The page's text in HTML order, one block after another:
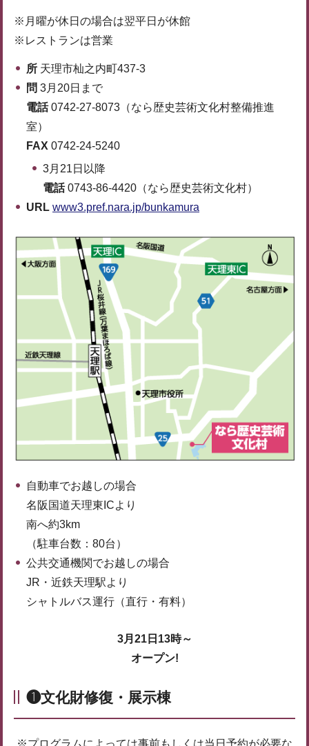
※月曜が休日の場合は翌平日が休館
※レストランは営業
所 天理市杣之内町437-3
問 3月20日まで
電話0742-27-8073（なら歴史芸術文化村整備推進
室）
FAX 0742-24-5240
3月21日以降
電話0743-86-4420（なら歴史芸術文化村）
URL www3.pref.nara.jp/bunkamura
自動車でお越しの場合
名阪国道天理東ICより
南へ約3km
（駐車台数：80台）
公共交通機関でお越しの場合
JR・近鉄天理駅より
シャトルバス運行（直行・有料）
3月21日13時～
オープン!
❶文化財修復・展示棟
※プログラムによっては事前もしくは当日予約が必要な